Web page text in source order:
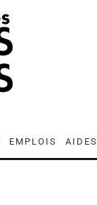
EMPLOIS AIDES